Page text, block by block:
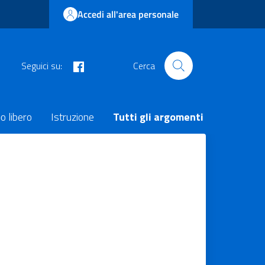
Accedi all'area personale
Seguici su: Cerca
libero Istruzione Tutti gli argomenti